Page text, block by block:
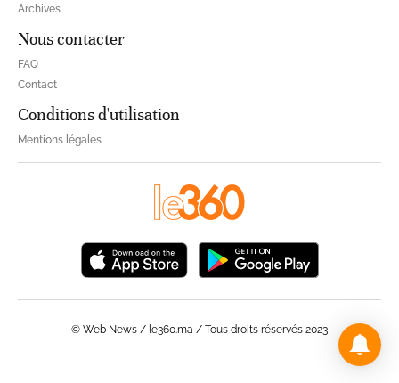
Archives
Nous contacter
FAQ
Contact
Conditions d'utilisation
Mentions légales
© Web News / le360.ma / Tous droits réservés 2023